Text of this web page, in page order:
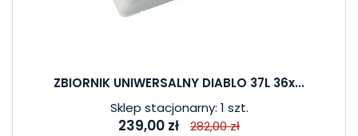
ZBIORNIK UNIWERSALNY DIABLO 37L 36x...
Sklep stacjonarny: 1 szt.
239,00 zł 282,00 zł